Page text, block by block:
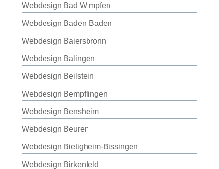
Webdesign Bad Wimpfen
Webdesign Baden-Baden
Webdesign Baiersbronn
Webdesign Balingen
Webdesign Beilstein
Webdesign Bempflingen
Webdesign Bensheim
Webdesign Beuren
Webdesign Bietigheim-Bissingen
Webdesign Birkenfeld